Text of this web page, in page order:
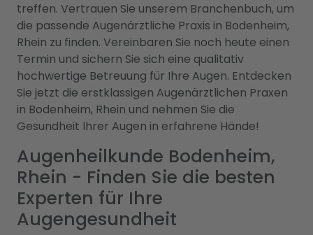
treffen. Vertrauen Sie unserem Branchenbuch, um
die passende Augenärztliche Praxis in Bodenheim,
Rhein zu finden. Vereinbaren Sie noch heute einen
Termin und sichern Sie sich eine qualitativ
hochwertige Betreuung für Ihre Augen. Entdecken
Sie jetzt die erstklassigen Augenärztlichen Praxen
in Bodenheim, Rhein und nehmen Sie die
Gesundheit Ihrer Augen in erfahrene Hände!
Augenheilkunde Bodenheim,
Rhein - Finden Sie die besten
Experten für Ihre
Augengesundheit